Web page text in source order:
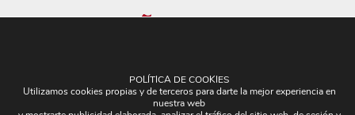
© 2024 Todos los derechos reservados. - Desarrollo web:
Business Go!
POLÍTICA DE COOKIES
Utilizamos cookies propias y de terceros para darte la mejor experiencia en
nuestra web